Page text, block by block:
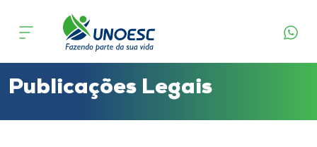
Cursos
Publicações Legais